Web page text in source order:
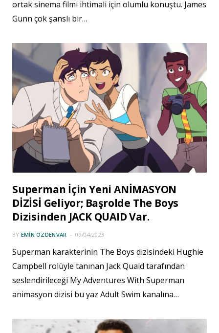
ortak sinema filmi ihtimali için olumlu konuştu. James
Gunn çok şanslı bir…
Superman İçin Yeni ANİMASYON
DİZİSİ Geliyor; Başrolde The Boys
Dizisinden JACK QUAID Var.
BY EMIN ÖZDENVAR 09/04/2023
Superman karakterinin The Boys dizisindeki Hughie
Campbell rolüyle tanınan Jack Quaid tarafından
seslendirileceği My Adventures With Superman
animasyon dizisi bu yaz Adult Swim kanalına…